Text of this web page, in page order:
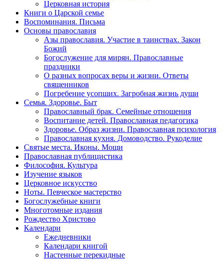
Церковная история
Книги о Царской семье
Воспоминания. Письма
Основы православия
Азы православия. Участие в таинствах. Закон
Божий
Богослужение для мирян. Православные
праздники
О разных вопросах веры и жизни. Ответы
священников
Погребение усопших. Загробная жизнь души
Семья. Здоровье. Быт
Православный брак. Семейные отношения
Воспитание детей. Православная педагогика
Здоровье. Образ жизни. Православная психология
Православная кухня. Домоводство. Рукоделие
Святые места. Иконы. Мощи
Православная публицистика
Философия. Культура
Изучение языков
Церковное искусство
Ноты. Певческое мастерство
Богослужебные книги
Многотомные издания
Рождество Христово
Календари
Ежедневники
Календари книгой
Настенные перекидные